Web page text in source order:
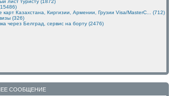
Казахстана, Киргизии, Армении, Грузии Visa/MasterC... (712)
(326)
через Белград, сервис на борту (2476)
СООБЩЕНИЕ